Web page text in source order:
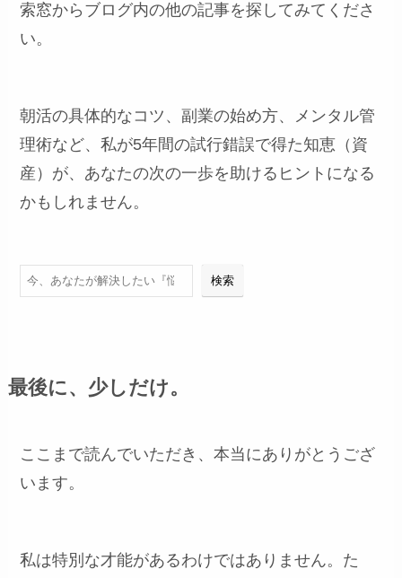
索窓からブログ内の他の記事を探してみてくださ
い。
朝活の具体的なコツ、副業の始め方、メンタル管
理術など、私が5年間の試行錯誤で得た知恵（資
産）が、あなたの次の一歩を助けるヒントになる
かもしれません。
検索 検索
最後に、少しだけ。
ここまで読んでいただき、本当にありがとうござ
います。
私は特別な才能があるわけではありません。た